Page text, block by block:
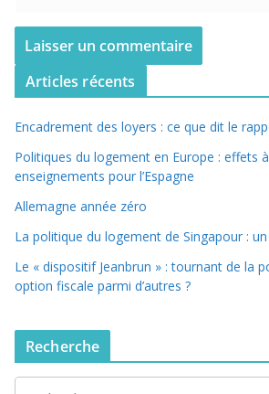
Articles récents
Encadrement des loyers : ce que dit le
Politiques du logement en Europe : effets
enseignements pour l’Espagne
Allemagne année zéro
La politique du logement de Singapour :
Le « dispositif Jeanbrun » : tournant de la
option fiscale parmi d’autres ?
Recherche